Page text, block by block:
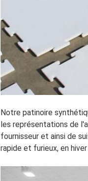
Notre patinoire
les représentations de
fournisseur et ainsi de
rapide et furieux, en